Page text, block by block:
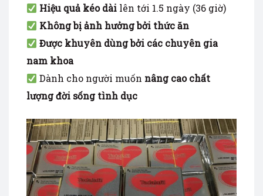
Hiệu quả kéo dài lên tới 1.5 ngày (36 giờ)
Không bị ảnh hưởng bởi thức ăn
Được khuyên dùng bởi các chuyên gia
nam khoa
Dành cho người muốn nâng cao chất
lượng đời sống tình dục